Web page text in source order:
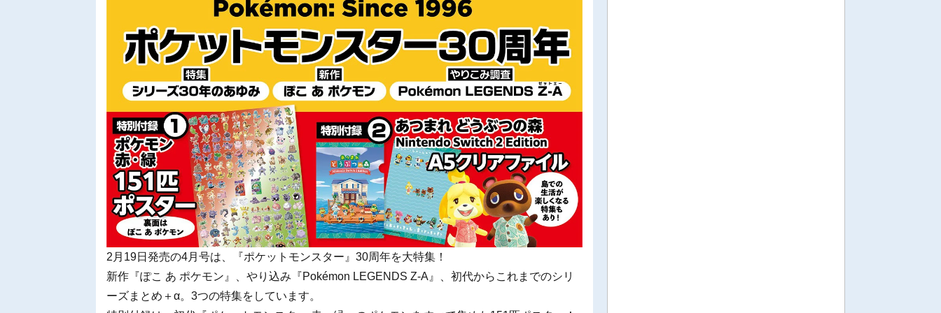
2月19日発売の4月号は、『ポケットモンスター』30周年を大特集！
新作『ぽこ あ ポケモン』、やり込み『Pokémon LEGENDS Z-A』、初代からこれまでのシリ
ーズまとめ＋α。3つの特集をしています。